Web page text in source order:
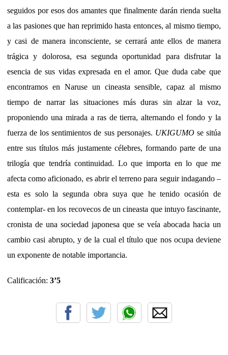
seguidos por esos dos amantes que finalmente darán rienda suelta
a las pasiones que han reprimido hasta entonces, al mismo tiempo,
y casi de manera inconsciente, se cerrará ante ellos de manera
trágica y dolorosa, esa segunda oportunidad para disfrutar la
esencia de sus vidas expresada en el amor. Que duda cabe que
encontramos en Naruse un cineasta sensible, capaz al mismo
tiempo de narrar las situaciones más duras sin alzar la voz,
proponiendo una mirada a ras de tierra, alternando el fondo y la
fuerza de los sentimientos de sus personajes. UKIGUMOse sitúa
entre sus títulos más justamente célebres, formando parte de una
trilogía que tendría continuidad. Lo que importa en lo que me
afecta como aficionado, es abrir el terreno para seguir indagando –
esta es solo la segunda obra suya que he tenido ocasión de
contemplar- en los recovecos de un cineasta que intuyo fascinante,
cronista de una sociedad japonesa que se veía abocada hacia un
cambio casi abrupto, y de la cual el título que nos ocupa deviene
un exponente de notable importancia.
Calificación: 3’5